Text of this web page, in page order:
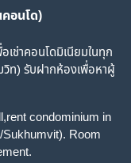
อนโด)
ช่าคอนโดมิเนียมในทุก
วิท) รับฝากห้องเพื่อหาผู้
condominium in
Room